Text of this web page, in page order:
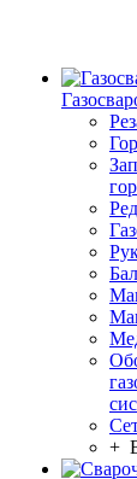
+